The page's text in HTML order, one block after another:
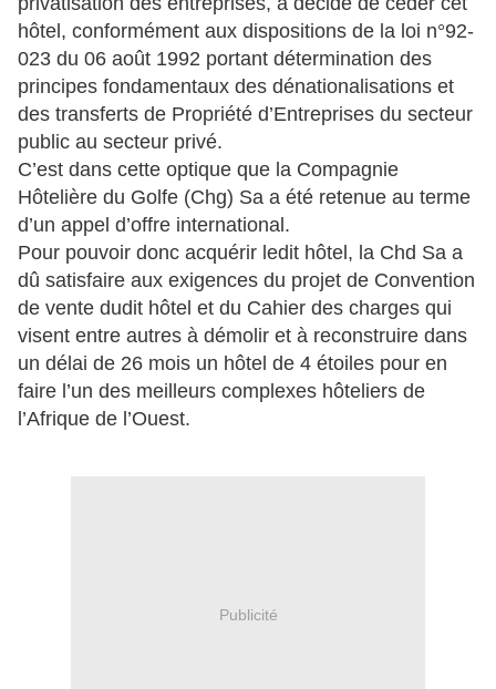
hôtel, conformément aux dispositions de la loi n°92-
023 du 06 août 1992 portant détermination des
principes fondamentaux des dénationalisations et
des transferts de Propriété d’Entreprises du secteur
public au secteur privé.
C’est dans cette optique que la Compagnie
Hôtelière du Golfe (Chg) Sa a été retenue au terme
d’un appel d’offre international.
Pour pouvoir donc acquérir ledit hôtel, la Chd Sa a
dû satisfaire aux exigences du projet de Convention
de vente dudit hôtel et du Cahier des charges qui
visent entre autres à démolir et à reconstruire dans
un délai de 26 mois un hôtel de 4 étoiles pour en
faire l’un des meilleurs complexes hôteliers de
l’Afrique de l’Ouest.
Publicité